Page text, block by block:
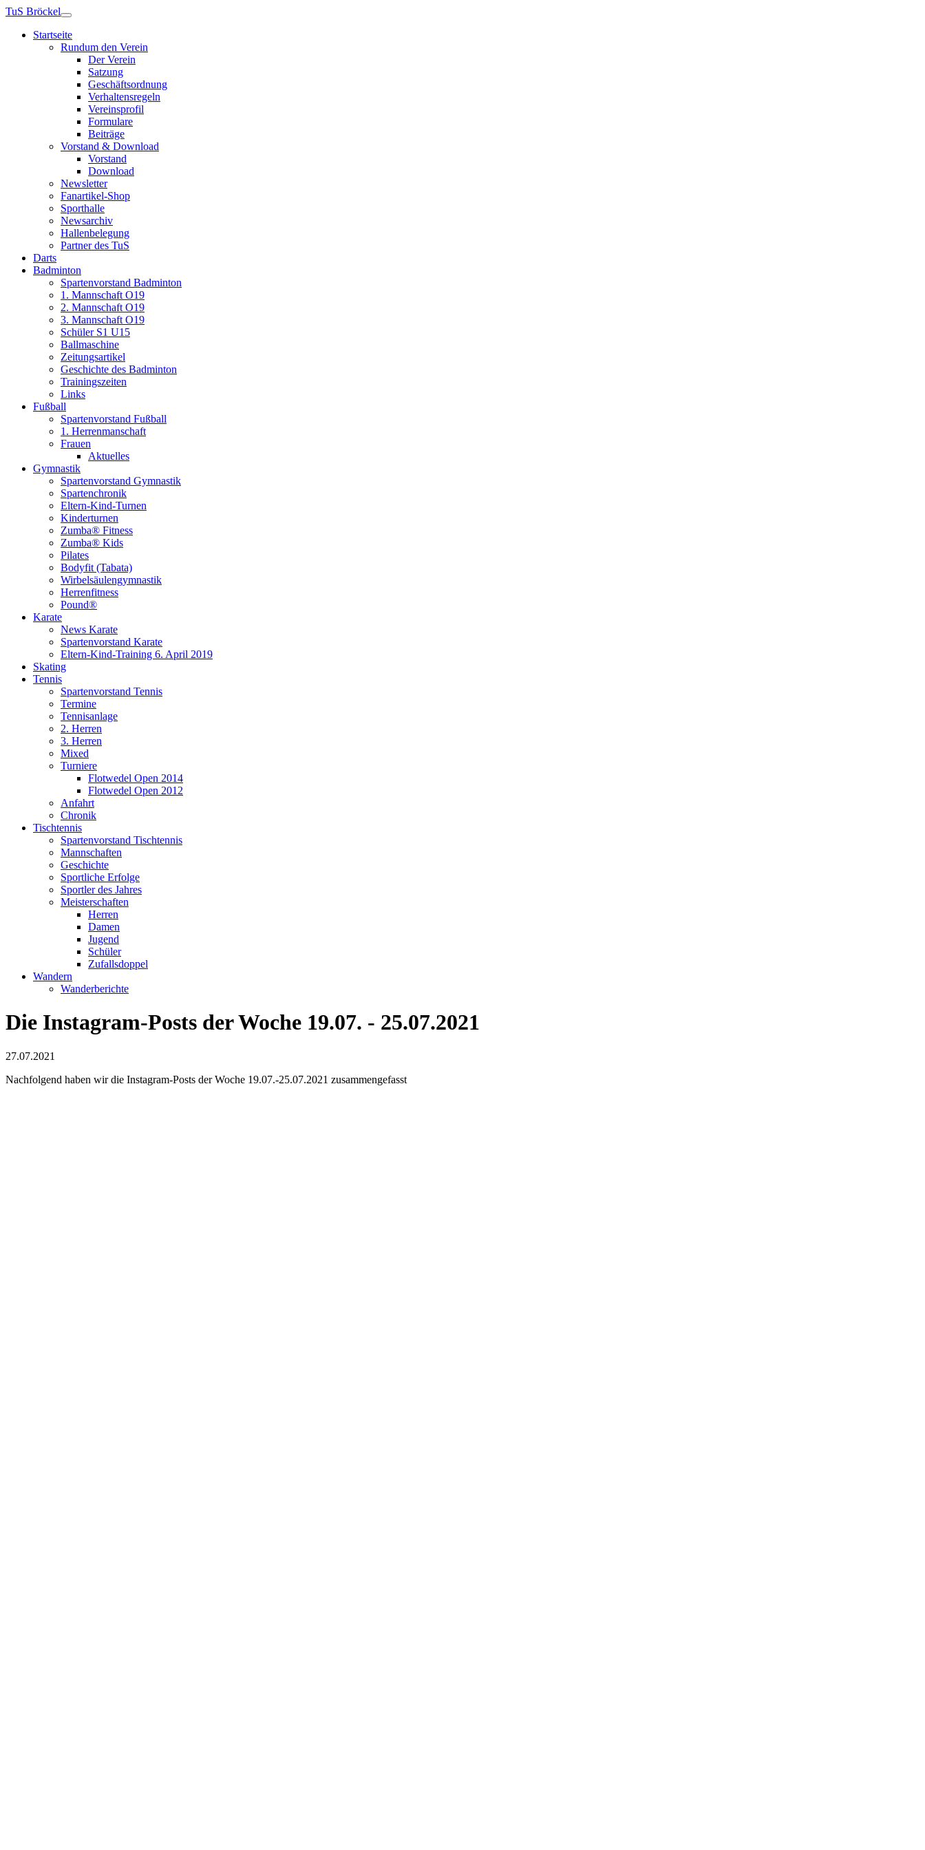
TuS Bröckel
Startseite
Rundum den Verein
Der Verein
Satzung
Geschäftsordnung
Verhaltensregeln
Vereinsprofil
Formulare
Beiträge
Vorstand & Download
Vorstand
Download
Newsletter
Fanartikel-Shop
Sporthalle
Newsarchiv
Hallenbelegung
Partner des TuS
Darts
Badminton
Spartenvorstand Badminton
1. Mannschaft O19
2. Mannschaft O19
3. Mannschaft O19
Schüler S1 U15
Ballmaschine
Zeitungsartikel
Geschichte des Badminton
Trainingszeiten
Links
Fußball
Spartenvorstand Fußball
1. Herrenmanschaft
Frauen
Aktuelles
Gymnastik
Spartenvorstand Gymnastik
Spartenchronik
Eltern-Kind-Turnen
Kinderturnen
Zumba® Fitness
Zumba® Kids
Pilates
Bodyfit (Tabata)
Wirbelsäulengymnastik
Herrenfitness
Pound®
Karate
News Karate
Spartenvorstand Karate
Eltern-Kind-Training 6. April 2019
Skating
Tennis
Spartenvorstand Tennis
Termine
Tennisanlage
2. Herren
3. Herren
Mixed
Turniere
Flotwedel Open 2014
Flotwedel Open 2012
Anfahrt
Chronik
Tischtennis
Spartenvorstand Tischtennis
Mannschaften
Geschichte
Sportliche Erfolge
Sportler des Jahres
Meisterschaften
Herren
Damen
Jugend
Schüler
Zufallsdoppel
Wandern
Wanderberichte
Die Instagram-Posts der Woche 19.07. - 25.07.2021
27.07.2021
Nachfolgend haben wir die Instagram-Posts der Woche 19.07.-25.07.2021 zusammengefasst